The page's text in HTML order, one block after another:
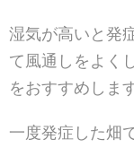
湿気が高いと発
て風通しをよく
をおすすめします
一度発症した畑